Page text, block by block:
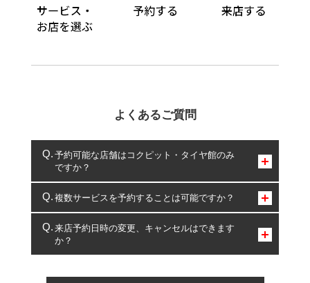
よくあるご質問
予約可能な店舗はコクピット・タイヤ館のみ
ですか？
コクピット・タイヤ館のみとなります。
複数サービスを予約することは可能ですか？
複数サービスのご予約は可能です。
一部の商品・サービスの組み合わせに限り、同時にご予約が
出来ないものもございます。
来店予約日時の変更、キャンセルはできます
か？